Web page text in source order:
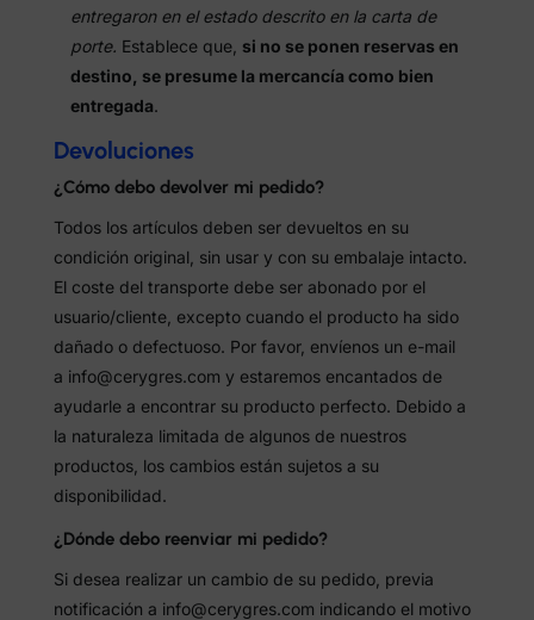
entregaron en el estado descrito en la carta de
porte. Establece que, si no se ponen reservas en
destino, se presume la mercancía como bien
entregada.
Devoluciones
¿Cómo debo devolver mi pedido?
Todos los artículos deben ser devueltos en su
condición original, sin usar y con su embalaje intacto.
El coste del transporte debe ser abonado por el
usuario/cliente, excepto cuando el producto ha sido
dañado o defectuoso. Por favor, envíenos un e-mail
a info@cerygres.com y estaremos encantados de
ayudarle a encontrar su producto perfecto. Debido a
la naturaleza limitada de algunos de nuestros
productos, los cambios están sujetos a su
disponibilidad.
¿Dónde debo reenviar mi pedido?
Si desea realizar un cambio de su pedido, previa
notificación a info@cerygres.com indicando el motivo